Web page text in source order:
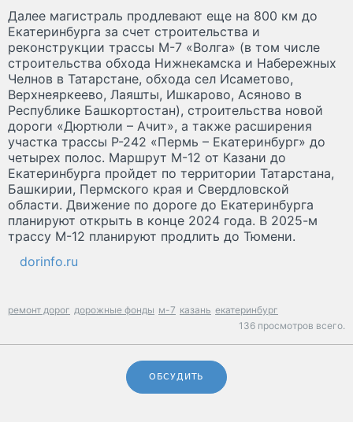
Далее магистраль продлевают еще на 800 км до
Екатеринбурга за счет строительства и
реконструкции трассы М-7 «Волга» (в том числе
строительства обхода Нижнекамска и Набережных
Челнов в Татарстане, обхода сел Исаметово,
Верхнеяркеево, Лаяшты, Ишкарово, Асяново в
Республике Башкортостан), строительства новой
дороги «Дюртюли – Ачит», а также расширения
участка трассы Р-242 «Пермь – Екатеринбург» до
четырех полос. Маршрут М-12 от Казани до
Екатеринбурга пройдет по территории Татарстана,
Башкирии, Пермского края и Свердловской
области. Движение по дороге до Екатеринбурга
планируют открыть в конце 2024 года. В 2025-м
трассу М-12 планируют продлить до Тюмени.
dorinfo.ru
ремонт дорог дорожные фонды м-7 казань екатеринбург
136 просмотров всего.
ОБСУДИТЬ